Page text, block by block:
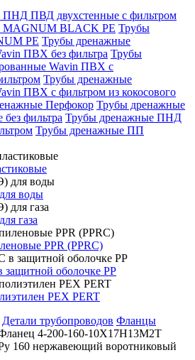
ПВД двухстенные с фильтром
MAGNUM BLACK PE Трубы
PE Трубы дренажные
ПВХ без фильтра Трубы
Wavin ПВХ с
Трубы дренажные
ПВХ с фильтром из кокосового
Перфокор Трубы дренажные
фильтра Трубы дренажные ПНД
Трубы дренажные ПП
воды
газа
PPR (PPRC)
оболочке PP
PEX PERT
Детали трубопроводов Фланцы
4-200-160-10Х17Н13М2Т
160 нержавеющий воротниковый